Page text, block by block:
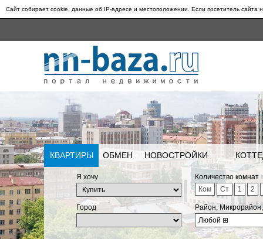
Сайт собирает cookie, данные об IP-адресе и местоположении. Если посетитель сайта
КВАРТИРЫ ОБМЕН НОВОСТРОЙКИ
Я хочу
Количество комнат
Ком
Ст 1 2
Город
Район,
Любой ⊞